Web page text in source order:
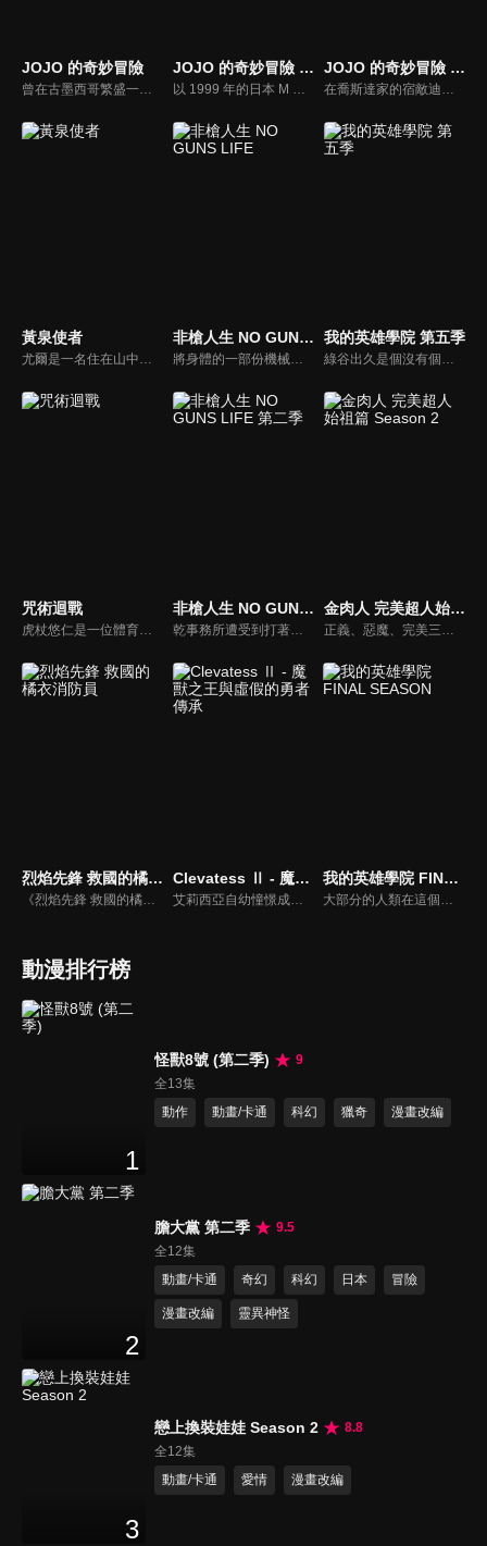
JOJO 的奇妙冒險
曾在古墨西哥繁盛一時的太陽子民阿茲特克，流傳著一枚奇妙的「石鬼面」，據說能讓人獲得永恆生命並成為真正的掌控者。然而不知何時，就從歷史中消失了蹤影。時光飛逝，來到19世紀後葉。在這個人們的思想與生活劇變的時代，喬納森喬斯達與迪奧布朗度二人相遇，並因為「石鬼面」，步上奇特詭譎的命運──
JOJO 的奇妙冒險 不滅鑽石
以 1999 年的日本 M 縣 S 市杜王町作為舞台，喬瑟夫的私生子「東方仗助」居住在這兒。許多看似平凡的市民，其實擁有替身能力，在替身使者與替身使者會互相吸引的情形下，仗助普通的生活變得不可思議。
JOJO 的奇妙冒險 星塵遠征軍
在喬斯達家的宿敵迪奧復活的影響下，一位年輕人空條承太郎，得到了名為「幽波紋」的能力。為了拯救因詛咒而倒下的母親荷莉，空條承太郎與外祖父喬瑟夫以及他的夥伴，一起為了打倒迪奧而展開旅程。在漫長的旅途當中，承太郎等人一次又一次地擊退刺客。然而為了阻止他們前進，可怕的新一波敵影不斷逼近。
黃泉使者
尤爾是一名住在山中小村莊的獵人少年，靠著狩獵野鳥維生，與雙胞胎妹妹阿薩及村民們過著樸實的生活。然而，這樣平穩的日常卻被空中響起的""龍的叫聲""給撕裂了──安逸的村莊裡潛藏著傳承與謎團，這個村裡究竟藏著什麼祕密呢？尤爾的命運又會如何？謎團與不可思議縱橫交錯的嶄新使者戰鬥──緊張刺激的幻怪奇幻譚，現在揭開序幕。
非槍人生 NO GUNS LIFE
將身體的一部份機械化並擴張機能的人類「擴張者」，他們與一般的人類共存於社會，處理「擴張者」引起問題的則是「處理屋」，乾十三便以此為生。某日，被視為綁架犯而受到警備局追捕的男子，委託十三保護他所綁架的一名少年，為了完成委託，十三將與貝琉連公司成為敵對關係。
我的英雄學院 第五季
綠谷出久是個沒有個性的少年，但他仍憧憬並渴望成為英雄，也期望自己能進入培育英雄的菁英學校雄英高校就讀。但周圍的人都不看好沒有個性的他能成為英雄，讓他總是在他人的嘲笑與輕視中度過。直到他遇上了自己最仰慕的英雄，被人稱為「和平的象徵」的歐爾麥特，他的夢想將因此獲得會化為現實的可能性。
咒術迴戰 非槍人生 NO GUNS LIFE 第二季
乾事務所遭受到打著反擴張主義旗號的恐怖組織襲擊。在那些襲擊者之中，有梅雅莉一直在尋找的哥哥維克托的身影。隨著歲月的流逝，十三、梅雅莉及維克托三人間的因緣將會彼此交錯。而這一切很快地，也將為十三的秘密、貝魯聯的企圖與鐵朗的命運帶來巨大的影響…。
金肉人 完美超人始祖篇 Season 2
烈焰先鋒 救國的橘衣消防員
《烈焰先鋒 救國的橘衣消防員》是《火線先鋒大吾（め組の大吾）》之續作，本作由另一位新的「大吾」十朱大吾擔任主角。他與斧田駿、中村雪以及其他伙伴通過了「特別技術研修」，正式成為救助隊成員，將前往火災現場拯救傷患與受困的民眾。
Clevatess Ⅱ - 魔獸之王與虛假的勇者傳承
艾莉西亞自幼憧憬成為勇者，成為了由國王所選出的 13 名勇者之一。勇者們帶著傳說之劍，前往討伐魔獸王克雷巴特斯。然而他們的魯莽，卻意外引發了可能讓整個艾多西亞大陸的人族滅絕的最大危機。而世界僅存的希望，竟然是託付給魔獸王的一名嬰兒...... 第二季將接續第一季的發展，繼續講述魔獸王克雷巴特斯與這名人族嬰兒在充滿陰謀與危機的世界中，所展開的黑暗冒險與史詩篇章。
我的英雄學院 FINAL SEASON
大部分的人類在這個時代裡都擁有名為「個性」的力量，但有力量之人卻不一定都屬於正義的一方。只要邪惡出現的地方，必定會有英雄挺身而出拯救眾人。一名天生沒有力量的少年——綠谷出久從小夢想成為英雄，沒有力量的他能實現自己的夢想嗎？雖然困難重重，少年卻依舊不放棄，朝著自己的目標勇往前進。
動漫排行榜
1
怪獸8號 (第二季)
9
全13集
動作
動畫/卡通 科幻 獵奇 漫畫改編
2
膽大黨 第二季
9.5
全12集
動畫/卡通
奇幻 科幻 日本 冒險
漫畫改編 靈異神怪
3
戀上換裝娃娃 Season 2
8.8
全12集
動畫/卡通
愛情 漫畫改編